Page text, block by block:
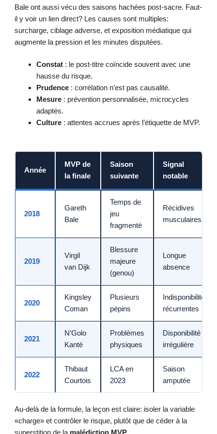
Bale ont aussi vécu des saisons hachées post-sacre. Faut-
il y voir un lien direct? Les causes sont multiples:
surcharge, ciblage adverse, et exposition médiatique qui
augmente la pression et les minutes disputées.
Constat : le post-titre coïncide souvent avec une
hausse du risque.
Prudence : corrélation n’est pas causalité.
Mesure : prévention personnalisée, microcycles
adaptés.
Culture : attentes accrues après l’étiquette de MVP.
Année
MVP de
la finale
Saison
suivante
Signal
notable
2018
Gareth
Bale
Temps de
jeu
fragmenté
Récidives
musculaires
2019
Virgil
van Dijk
Blessure
majeure
(genou)
Longue
absence
2020
Kingsley
Coman
Plusieurs
pépins
Indisponibilités
récurrentes
2021
N’Golo
Kanté
Problèmes
physiques
Disponibilité
irrégulière
2022
Thibaut
Courtois
LCA en
2023
Saison
amputée
Au-delà de la formule, la leçon est claire: isoler la variable
«charge» et contrôler le risque, plutôt que de céder à la